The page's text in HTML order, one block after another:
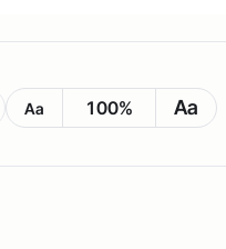
Aa 100% Aa